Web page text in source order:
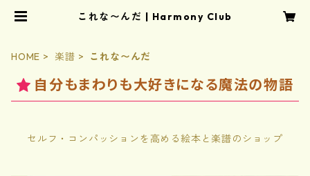
これな〜んだ | Harmony Club
HOME 楽譜 これな〜んだ
自分もまわりも大好きになる魔法の物語
セルフ・コンパッションを高める絵本と楽譜のショップ